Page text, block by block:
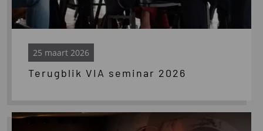
Terugblik VIA seminar 2026
25 maart 2026
Lees